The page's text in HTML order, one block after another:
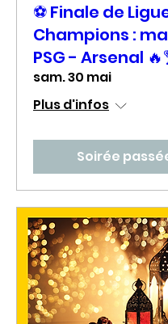
⚽ Finale de
Champions :
PSG - Arsenal
sam. 30 mai
Plus d'infos
Soirée